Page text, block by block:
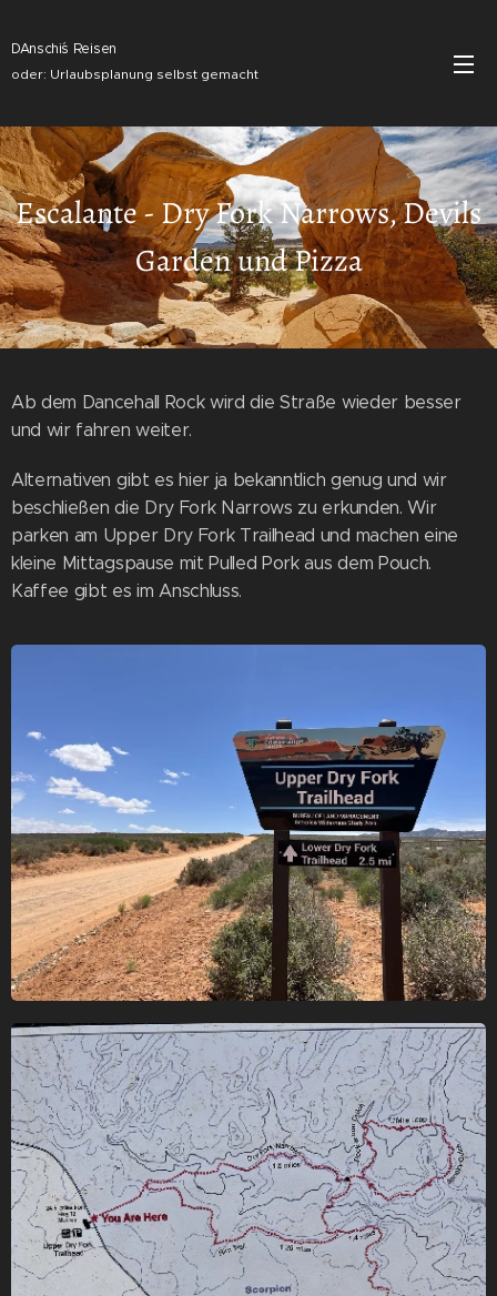
DAnschi´s Reisen
oder: Urlaubsplanung selbst gemacht
Escalante - Dry Fork Narrows, Devils
Garden und Pizza
Ab dem Dancehall Rock wird die Straße wieder besser
und wir fahren weiter.
Alternativen gibt es hier ja bekanntlich genug und wir
beschließen die Dry Fork Narrows zu erkunden. Wir
parken am Upper Dry Fork Trailhead und machen eine
kleine Mittagspause mit Pulled Pork aus dem Pouch.
Kaffee gibt es im Anschluss.